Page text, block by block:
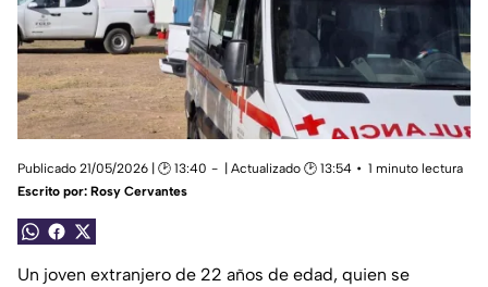
Publicado 21/05/2026 | 🕑 13:40 | Actualizado 🕑 13:54
1 minuto lectura
Escrito por: Rosy Cervantes
Un joven extranjero de 22 años de edad, quien se